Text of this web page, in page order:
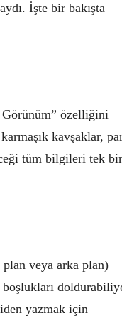
İşte bir bakışta
özelliğini
kavşaklar,
tüm bilgileri tek bir
veya arka plan)
yazmak için